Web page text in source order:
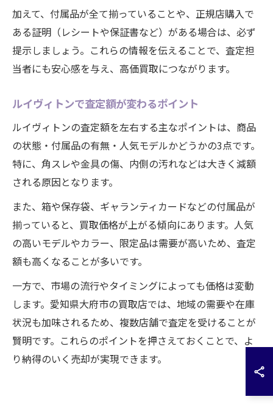
加えて、付属品が全て揃っていることや、正規店購入で
ある証明（レシートや保証書など）がある場合は、必ず
提示しましょう。これらの情報を伝えることで、査定担
当者にも安心感を与え、高価買取につながります。
ルイヴィトンで査定額が変わるポイント
ルイヴィトンの査定額を左右する主なポイントは、商品
の状態・付属品の有無・人気モデルかどうかの3点です。
特に、角スレや金具の傷、内側の汚れなどは大きく減額
される原因となります。
また、箱や保存袋、ギャランティカードなどの付属品が
揃っていると、買取価格が上がる傾向にあります。人気
の高いモデルやカラー、限定品は需要が高いため、査定
額も高くなることが多いです。
一方で、市場の流行やタイミングによっても価格は変動
します。愛知県大府市の買取店では、地域の需要や在庫
状況も加味されるため、複数店舗で査定を受けることが
賢明です。これらのポイントを押さえておくことで、よ
り納得のいく売却が実現できます。